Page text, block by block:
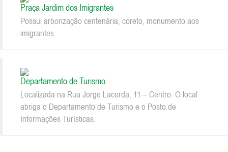
Praça Jardim dos Imigrantes
Possui arborização centenária, coreto, monumento aos
imigrantes.
Departamento de Turismo
Localizada na Rua Jorge Lacerda, 11 – Centro. O local
abriga o Departamento de Turismo e o Posto de
Informações Turísticas.